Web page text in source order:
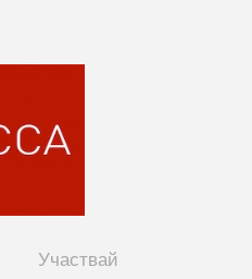
Участвай